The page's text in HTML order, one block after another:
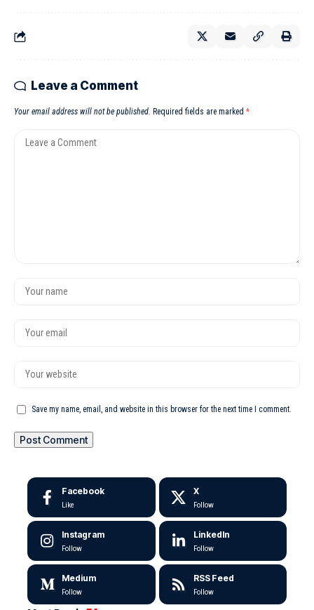
Leave a Comment
Your email address will not be published. Required fields are marked *
Save my name, email, and website in this browser for the next time I comment.
Facebook
Like
X
Follow
Instagram
Follow
LinkedIn
Follow
Medium
Follow
RSS Feed
Follow